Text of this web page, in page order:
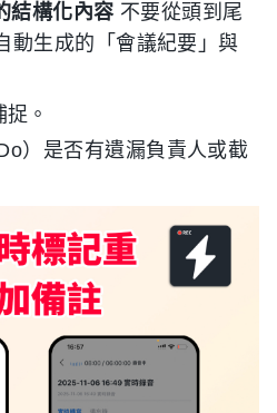
結構化內容 不要從頭到尾
動生成的「會議紀要」與
。
）是否有遺漏負責人或截